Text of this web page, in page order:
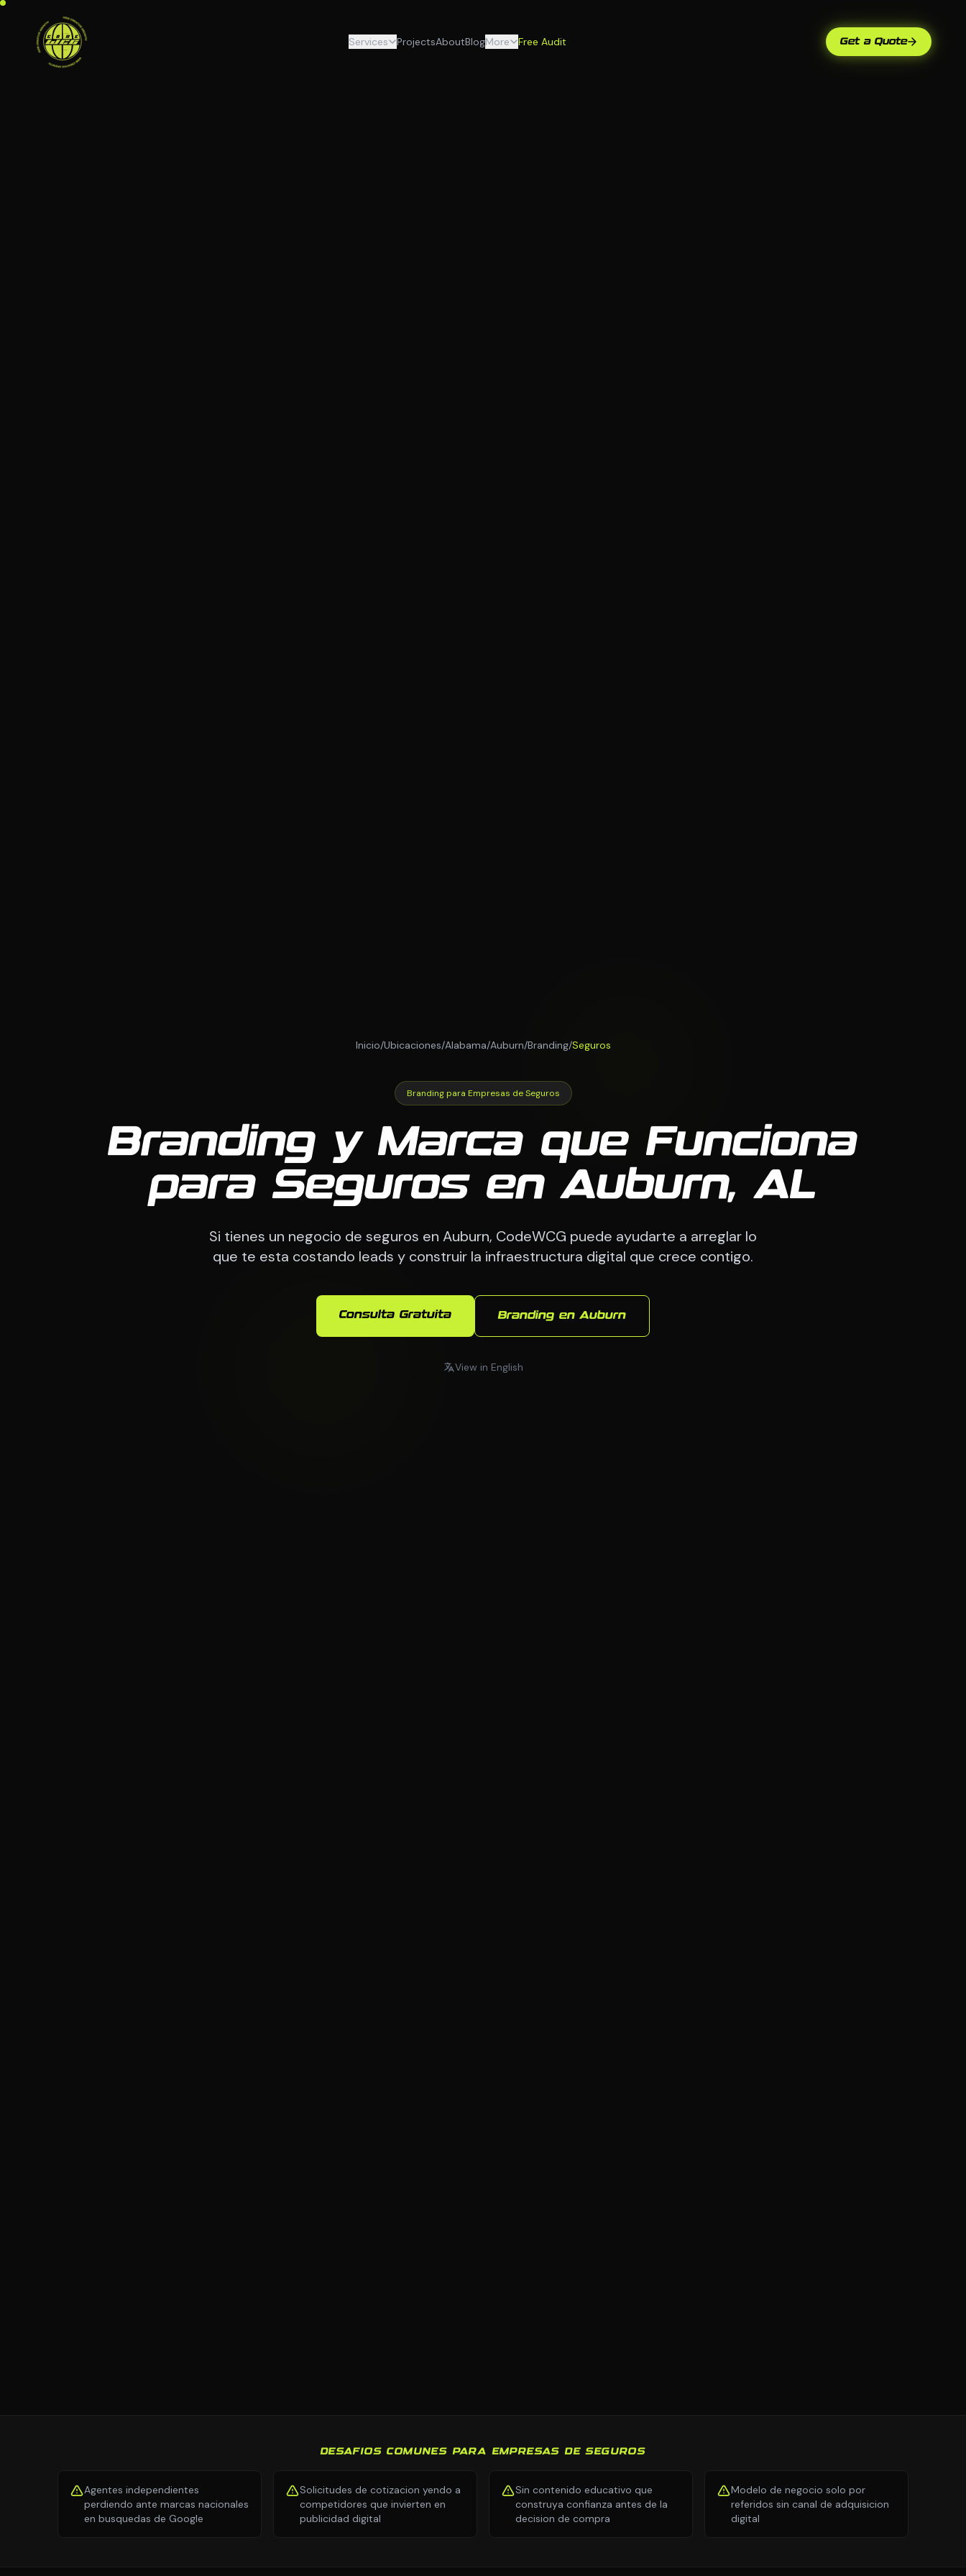
Services ProjectsAboutBlogMore Free Audit Get a Quote
Inicio/Ubicaciones/Alabama/Auburn/Branding/Seguros
Branding para Empresas de Seguros
Branding y Marca que Funciona
para Seguros en Auburn, AL
Si tienes un negocio de seguros en Auburn, CodeWCG puede ayudarte a arreglar lo
que te esta costando leads y construir la infraestructura digital que crece contigo.
Consulta Gratuita Branding en Auburn
View in English
DESAFIOS COMUNES PARA EMPRESAS DE SEGUROS
Agentes independientes
perdiendo ante marcas nacionales
en busquedas de Google
Solicitudes de cotizacion yendo a
competidores que invierten en
publicidad digital
Sin contenido educativo que
construya confianza antes de la
decision de compra
Modelo de negocio solo por
referidos sin canal de adquisicion
digital